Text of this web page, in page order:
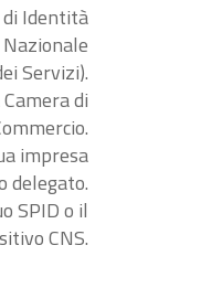
di Identità
Servizi).
di
impresa
delegato.
SPID o il
CNS.